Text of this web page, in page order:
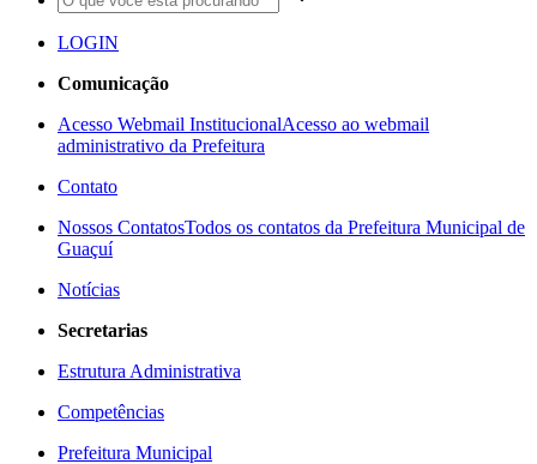
LOGIN
Comunicação
Acesso Webmail InstitucionalAcesso ao webmail
administrativo da Prefeitura
Contato
Nossos ContatosTodos os contatos da Prefeitura Municipal de
Guaçuí
Notícias
Secretarias
Estrutura Administrativa
Competências
Prefeitura Municipal